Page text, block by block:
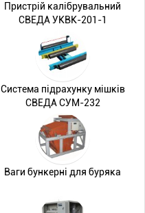
Пристрій калібрувальний
СВЕДА УКВК-201-1
Система підрахунку мішків
СВЕДА СУМ-232
Ваги бункерні для буряка